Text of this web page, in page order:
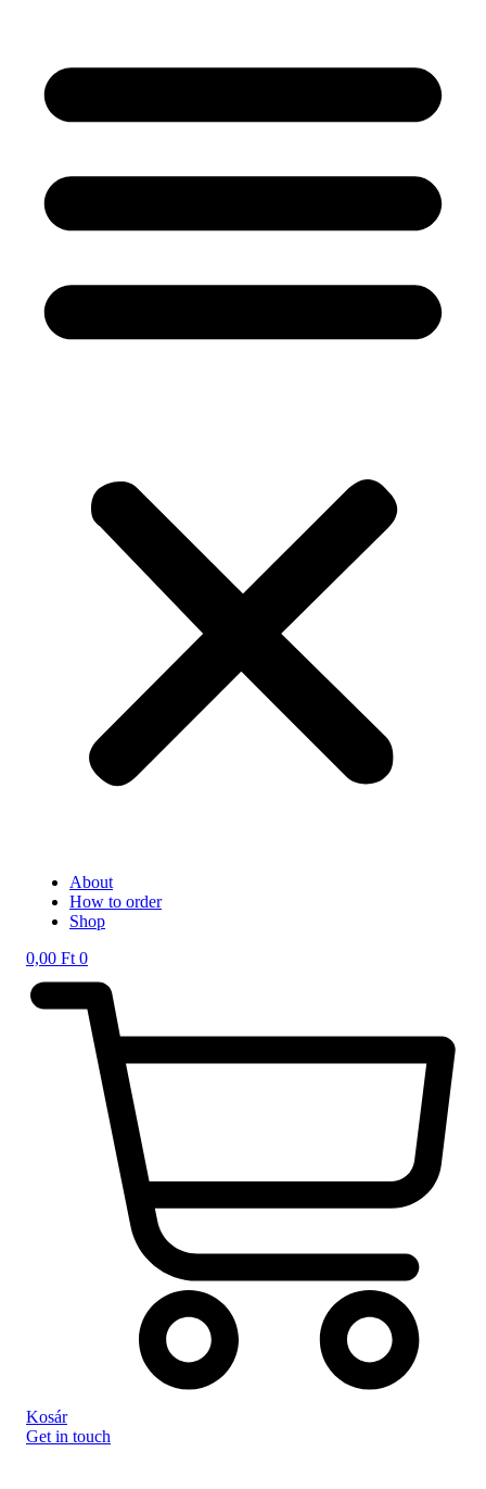
About
How to order
Shop
0,00 Ft 0
Kosár
Get in touch